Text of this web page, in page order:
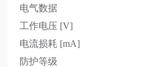
电气数据
工作电压 [V]
电流损耗 [mA]
防护等级